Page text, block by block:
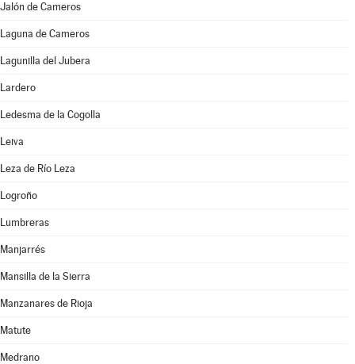
Jalón de Cameros
Laguna de Cameros
Lagunilla del Jubera
Lardero
Ledesma de la Cogolla
Leiva
Leza de Río Leza
Logroño
Lumbreras
Manjarrés
Mansilla de la Sierra
Manzanares de Rioja
Matute
Medrano